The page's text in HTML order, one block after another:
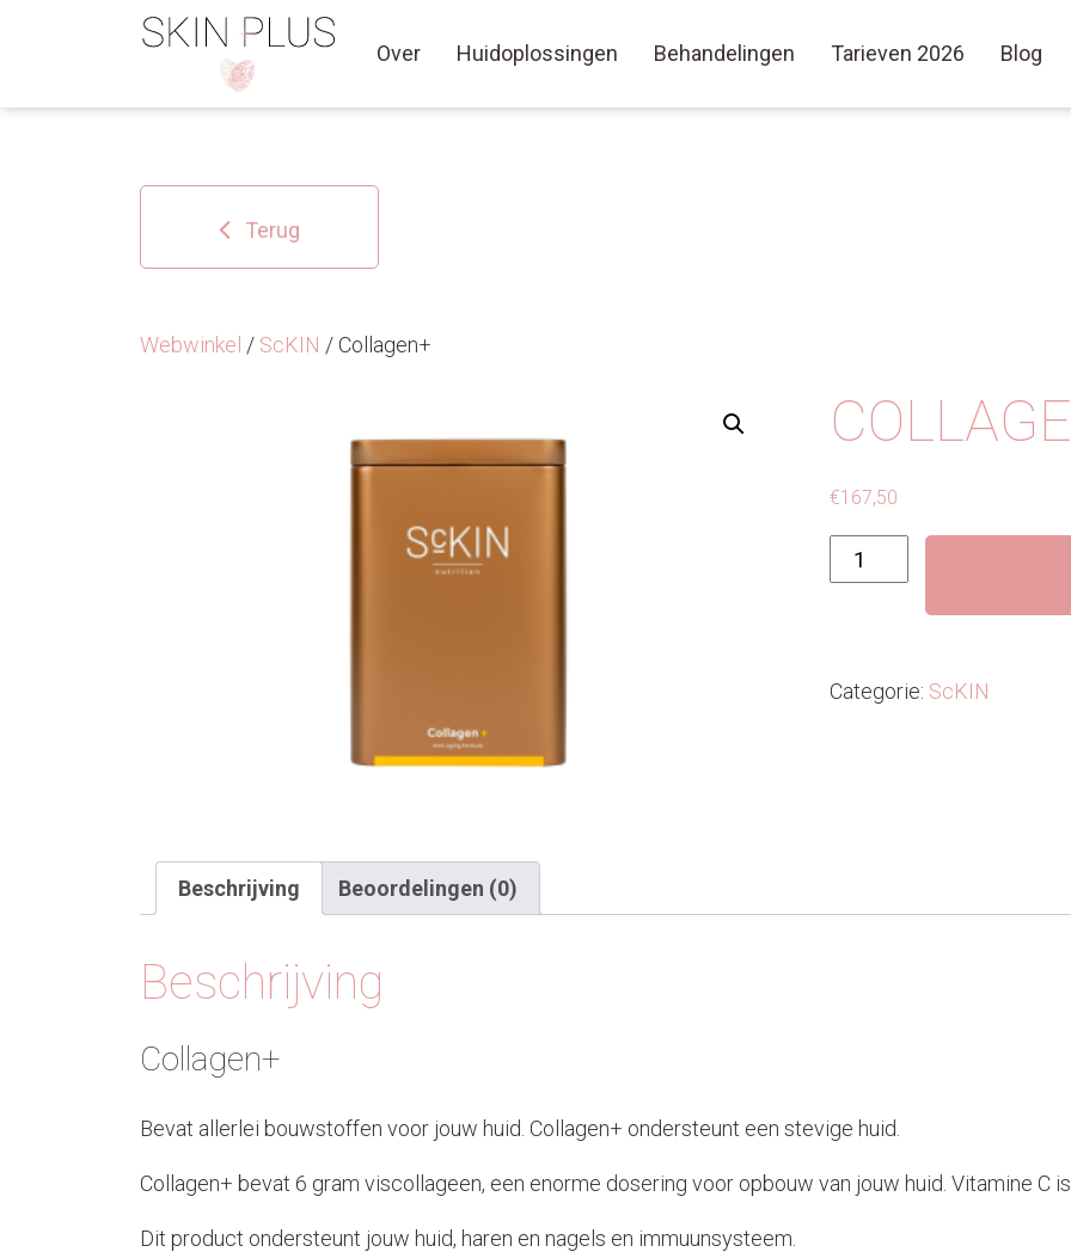
Over Huidoplossingen Behandelingen Tarieven 2026 Blog
Terug
Webwinkel / ScKIN / Collagen+
€167,50
Collagen+
aantal
Categorie: ScKIN
Beschrijving Beoordelingen (0)
Beschrijving
Collagen+
Bevat allerlei bouwstoffen voor jouw huid. Collagen+ ondersteunt een stevige huid.
Collagen+ bevat 6 gram viscollageen, een enorme dosering voor opbouw van jouw huid. Vitamine C
Dit product ondersteunt jouw huid, haren en nagels en immuunsysteem.